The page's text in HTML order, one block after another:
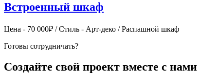
Встроенный шкаф
Цена - 70 000₽ / Стиль - Арт-деко / Распашной шкаф
Готовы сотрудничать?
Создайте свой проект вместе с нами